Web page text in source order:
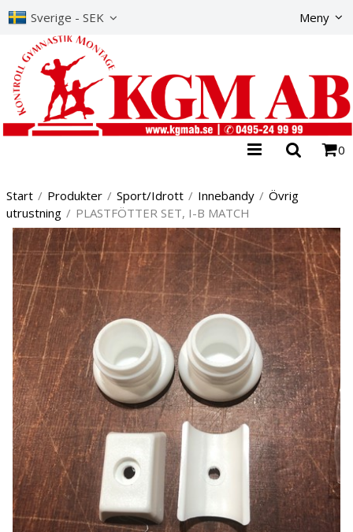
Sverige - SEK Meny
0
Start / Produkter / Sport/Idrott / Innebandy / Övrig
utrustning / PLASTFÖTTER SET, I-B MATCH